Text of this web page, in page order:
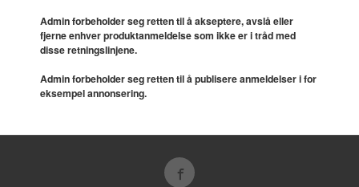
Admin forbeholder seg retten til å akseptere, avslå eller
fjerne enhver produktanmeldelse som ikke er i tråd med
disse retningslinjene.
Admin forbeholder seg retten til å publisere anmeldelser i for
eksempel annonsering.